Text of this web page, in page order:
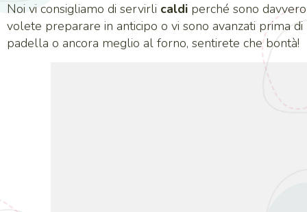
Noi vi consigliamo di servirli caldi perché sono
volete preparare in anticipo o vi sono avanzati prima
padella o ancora meglio al forno, sentirete che bontà!